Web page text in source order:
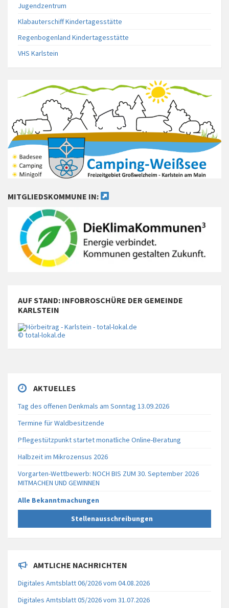
Jugendzentrum
Klabauterschiff Kindertagesstätte
Regenbogenland Kindertagesstätte
VHS Karlstein
MITGLIEDSKOMMUNE IN:
AUF STAND: INFOBROSCHÜRE DER GEMEINDE
KARLSTEIN
© total-lokal.de
AKTUELLES
Tag des offenen Denkmals am Sonntag 13.09.2026
Termine für Waldbesitzende
Pflegestützpunkt startet monatliche Online-Beratung
Halbzeit im Mikrozensus 2026
Vorgarten-Wettbewerb: NOCH BIS ZUM 30. September 2026
MITMACHEN UND GEWINNEN
Alle Bekanntmachungen
Stellenausschreibungen
AMTLICHE NACHRICHTEN
Digitales Amtsblatt 06/2026 vom 04.08.2026
Digitales Amtsblatt 05/2026 vom 31.07.2026